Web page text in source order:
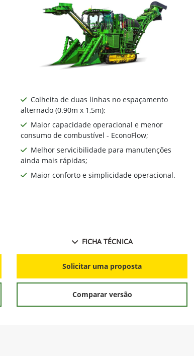
Colheita de duas linhas no espaçamento
alternado (0.90m x 1,5m);
Maior capacidade operacional e menor
consumo de combustível - EconoFlow;
Melhor servicibilidade para manutenções
ainda mais rápidas;
Maior conforto e simplicidade operacional.
FICHA TÉCNICA
Solicitar uma proposta
Comparar versão